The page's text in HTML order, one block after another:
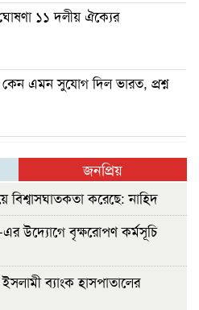
ঘোষণা ১১ দলীয় ঐক্যের
কেন এমন সুযোগ দিল ভারত, প্রশ্ন
জনপ্রিয়
বিশ্বাসঘাতকতা করেছে: নাহিদ
উদ্যোগে বৃক্ষরোপণ কর্মসূচি
ব্যাংক হাসপাতালের